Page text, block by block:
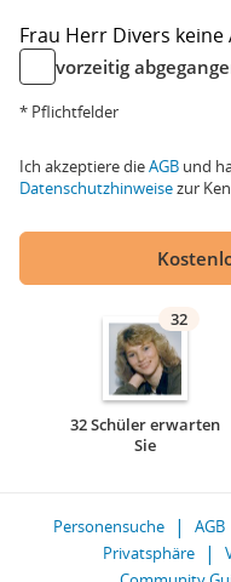
Frau Herr Divers keine
vorzeitig
* Pflichtfelder
Ich akzeptiere dieAGB und
Datenschutzhinweisezur
32
32 Schüler erwarten
Sie
Personensuche AGB
Privatsphäre